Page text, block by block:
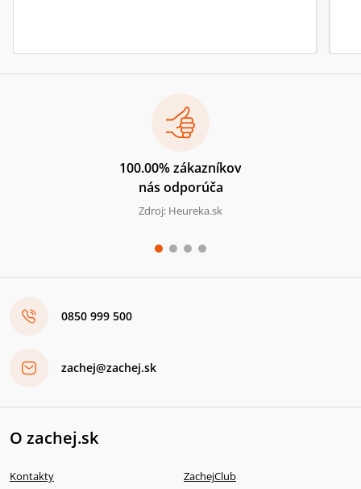
100.00% zákazníkov
nás odporúča
Zdroj: Heureka.sk
0850 999 500
zachej@zachej.sk
O zachej.sk
Kontakty
ZachejClub